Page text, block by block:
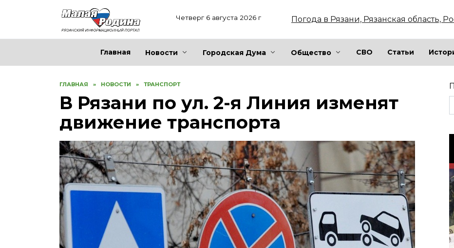
Четверг 6 августа 2026 г Погода в Рязани, Рязанская область,
Главная Новости Городская Дума Общество СВО Статьи
ГЛАВНАЯ » НОВОСТИ » ТРАНСПОРТ
В Рязани по ул. 2-я Линия изменят
движение транспорта